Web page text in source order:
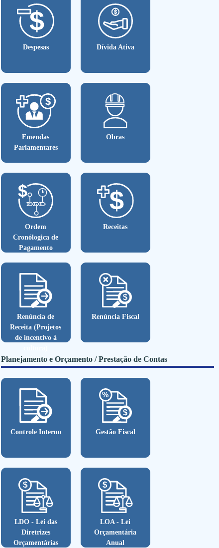
Despesas Dívida Ativa
Emendas
Parlamentares
Obras
Ordem
Cronólogica de
Pagamento
Receitas
Renúncia de
Receita (Projetos
de incentivo à
Renúncia Fiscal
Planejamento e Orçamento / Prestação de Contas
Controle Interno Gestão Fiscal
LDO - Lei das
Diretrizes
Orçamentárias
LOA - Lei
Orçamentária
Anual